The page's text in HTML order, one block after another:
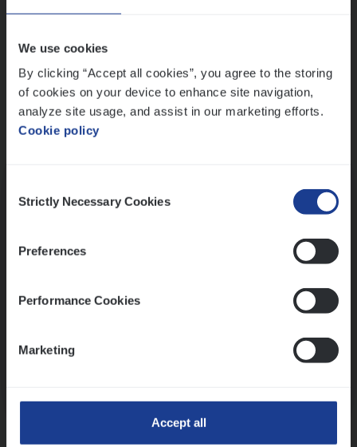
We use cookies
By clicking “Accept all cookies”, you agree to the storing
of cookies on your device to enhance site navigation,
analyze site usage, and assist in our marketing efforts.
Cookie policy
Selection
Strictly Necessary Cookies
Preferences
Performance Cookies
Marketing
Accept all